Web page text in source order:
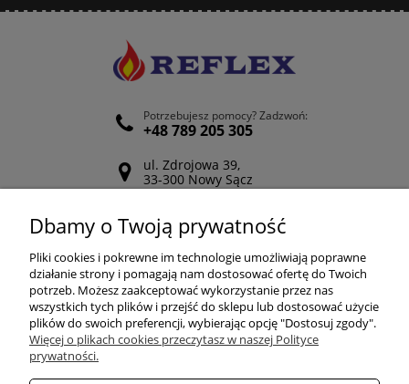
Potrzebujesz pomocy? Zadzwoń:
+48 789 205 305
ul. Zdrojowa 39,
33-300 Nowy Sącz
Odwiedź nasz Facebook
POMOC
ZAKUPY
MOJE KONTO
Dbamy o Twoją prywatność
Pliki cookies i pokrewne im technologie umożliwiają poprawne
działanie strony i pomagają nam dostosować ofertę do Twoich
potrzeb. Możesz zaakceptować wykorzystanie przez nas
wszystkich tych plików i przejść do sklepu lub dostosować użycie
plików do swoich preferencji, wybierając opcję "Dostosuj zgody".
Więcej o plikach cookies przeczytasz w naszej Polityce
prywatności.